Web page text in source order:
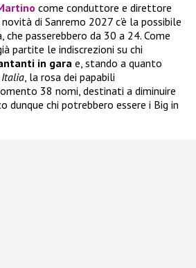
come conduttore e direttore
di Sanremo 2027 c’è la possibile
che passerebbero da 30 a 24. Come
partite le indiscrezioni su chi
in garae, stando a quanto
, la rosa dei papabili
38 nomi, destinati a diminuire
dunque chi potrebbero essere i Big in